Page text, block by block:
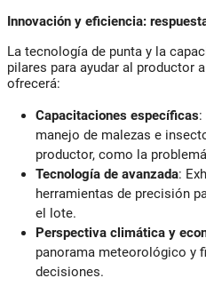
Innovación y eficiencia:
La tecnología de punta y la
pilares para ayudar al productor
ofrecerá:
Capacitaciones específicas:
manejo de malezas e
productor, como la
Tecnología de avanzada:
herramientas de precisión
el lote.
Perspectiva climática y
panorama meteorológico y
decisiones.